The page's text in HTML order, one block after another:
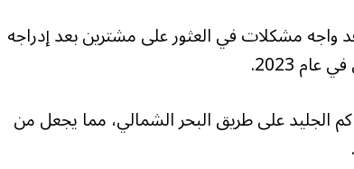
في القطب الشمالي، قد واجه مشكلات في العثور على مشترين بعد إدراجه
2023.
الجليد على طريق البحر الشمالي، مما يجعل من